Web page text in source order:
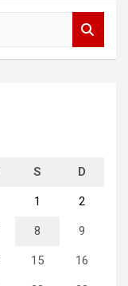
S D
1 2
8 9
15 16